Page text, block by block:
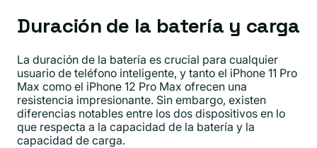
Duración de la batería y carga
La duración de la batería es crucial para cualquier
usuario de teléfono inteligente, y tanto el iPhone 11 Pro
Max como el iPhone 12 Pro Max ofrecen una
resistencia impresionante. Sin embargo, existen
diferencias notables entre los dos dispositivos en lo
que respecta a la capacidad de la batería y la
capacidad de carga.